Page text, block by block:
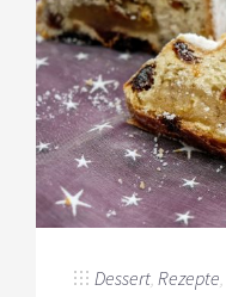
Dessert Rezepte